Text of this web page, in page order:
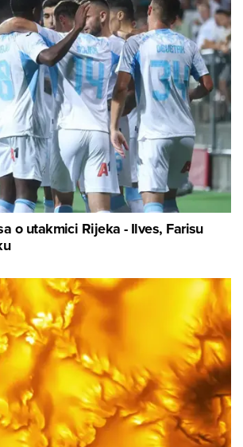
o utakmici Rijeka - Ilves, Farisu